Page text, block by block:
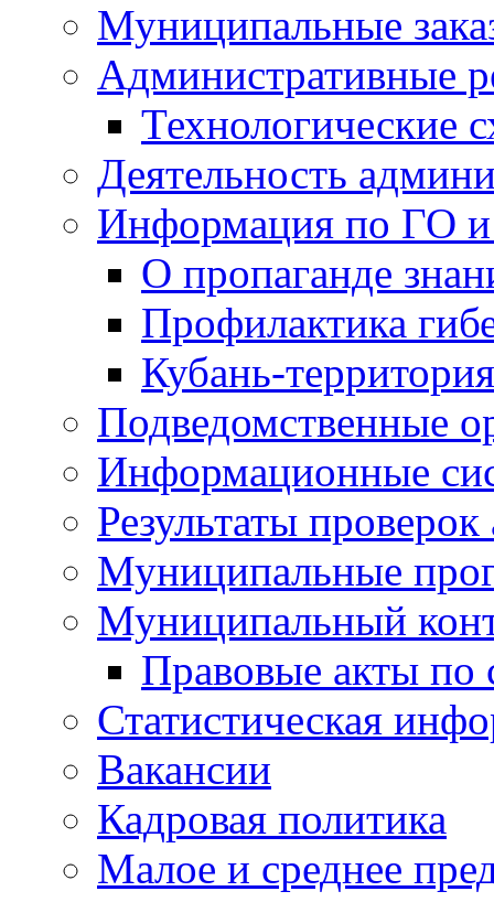
Муниципальные
Административные
Технологические
Деятельность
Информация по ГО
О пропаганде
Профилактика
Кубань-
Подведомственные
Информационные
Результаты
Муниципальные
Муниципальный
Правовые акты по
Статистическая
Вакансии
Кадровая политика
Малое и среднее